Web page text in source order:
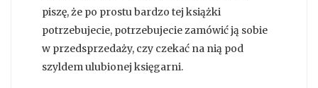
piszę, że po prostu bardzo tej książki
potrzebujecie, potrzebujecie zamówić ją sobie
w przedsprzedaży, czy czekać na nią pod
szyldem ulubionej księgarni.